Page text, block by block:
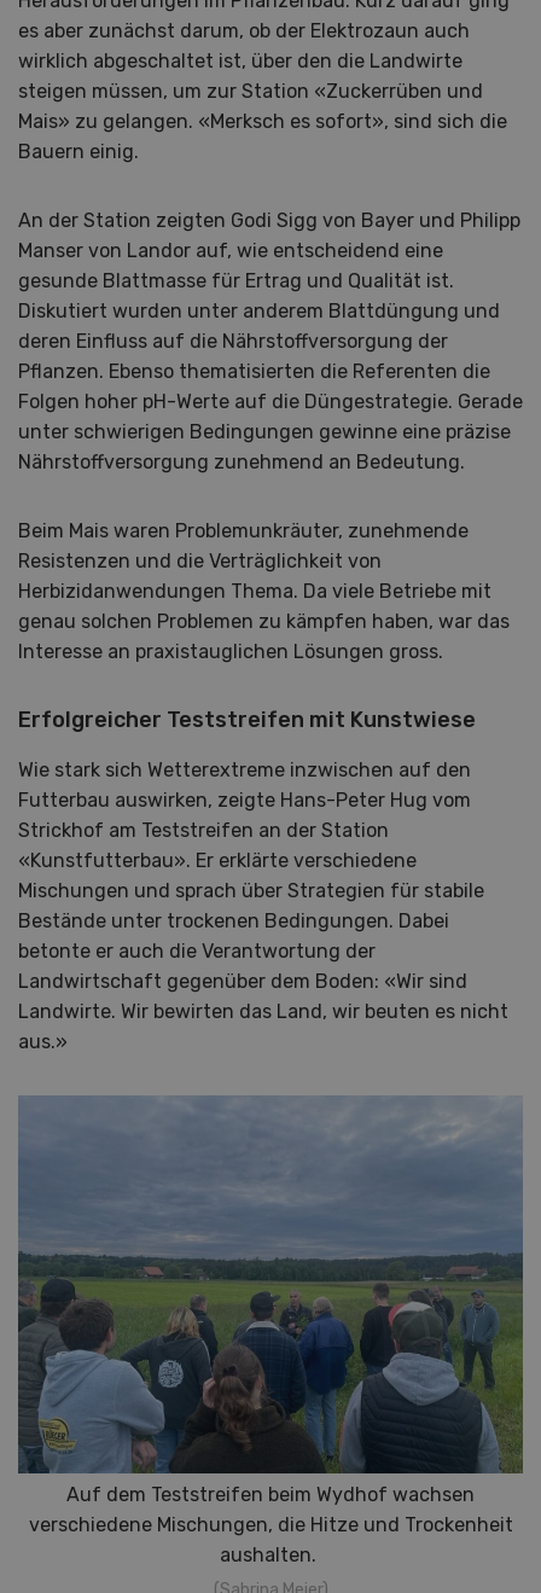
es aber zunächst darum, ob der Elektrozaun auch
wirklich abgeschaltet ist, über den die Landwirte
steigen müssen, um zur Station «Zuckerrüben und
Mais» zu gelangen. «Merksch es sofort», sind sich die
Bauern einig.
An der Station zeigten Godi Sigg von Bayer und Philipp
Manser von Landor auf, wie entscheidend eine
gesunde Blattmasse für Ertrag und Qualität ist.
Diskutiert wurden unter anderem Blattdüngung und
deren Einfluss auf die Nährstoffversorgung der
Pflanzen. Ebenso thematisierten die Referenten die
Folgen hoher pH-Werte auf die Düngestrategie. Gerade
unter schwierigen Bedingungen gewinne eine präzise
Nährstoffversorgung zunehmend an Bedeutung.
Beim Mais waren Problemunkräuter, zunehmende
Resistenzen und die Verträglichkeit von
Herbizidanwendungen Thema. Da viele Betriebe mit
genau solchen Problemen zu kämpfen haben, war das
Interesse an praxistauglichen Lösungen gross.
Erfolgreicher Teststreifen mit Kunstwiese
Wie stark sich Wetterextreme inzwischen auf den
Futterbau auswirken, zeigte Hans-Peter Hug vom
Strickhof am Teststreifen an der Station
«Kunstfutterbau». Er erklärte verschiedene
Mischungen und sprach über Strategien für stabile
Bestände unter trockenen Bedingungen. Dabei
betonte er auch die Verantwortung der
Landwirtschaft gegenüber dem Boden: «Wir sind
Landwirte. Wir bewirten das Land, wir beuten es nicht
aus.»
Auf dem Teststreifen beim Wydhof wachsen
verschiedene Mischungen, die Hitze und Trockenheit
aushalten.